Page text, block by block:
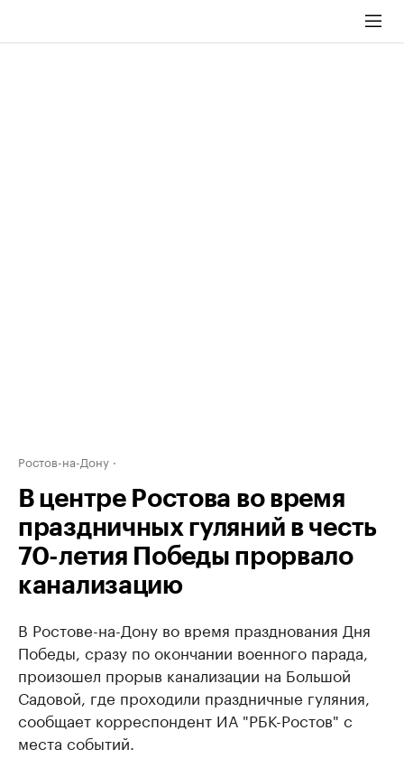
Ростов-на-Дону
В центре Ростова во время
праздничных гуляний в честь
70-летия Победы прорвало
канализацию
В Ростове-на-Дону во время празднования Дня
Победы, сразу по окончании военного парада,
произошел прорыв канализации на Большой
Садовой, где проходили праздничные гуляния,
сообщает корреспондент ИА "РБК-Ростов" с
места событий.